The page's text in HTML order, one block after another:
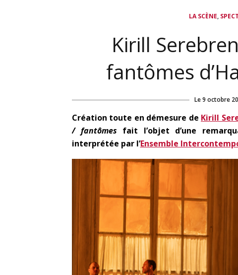
LA SCÈNE,
Kirill
fantômes
Le9 octobre
Création toute en démesure de Kirill
/ fantômes fait l’objet d’une
interprétée par l’Ensemble